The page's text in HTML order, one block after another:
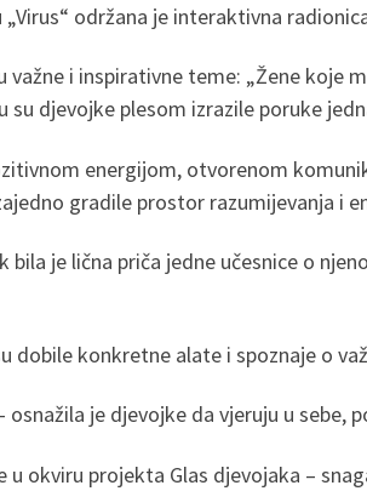
održana je interaktivna
važne i inspirativne teme: „Žene koje
su djevojke plesom izrazile poruke
energijom, otvorenom
gradile prostor razumijevanja i
bila je lična priča jedne učesnice o
dobile konkretne alate i spoznaje o
osnažila je djevojke da vjeruju u
u okviru projekta Glas djevojaka –